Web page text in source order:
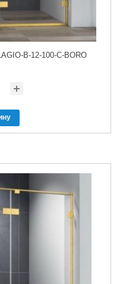
B-12-100-C-BORO